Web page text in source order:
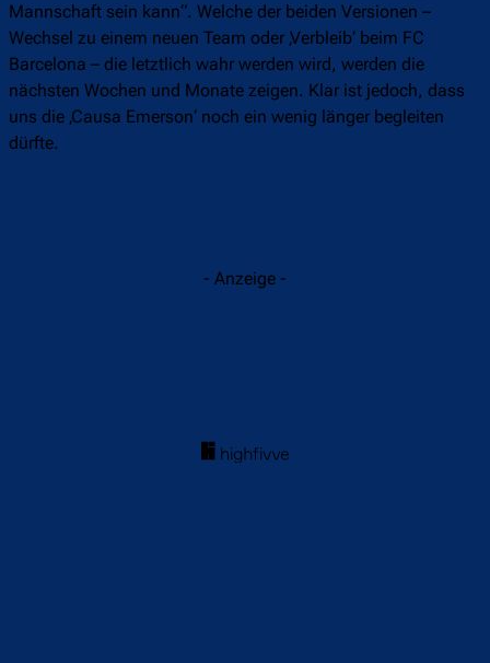
Mannschaft sein kann“. Welche der beiden Versionen –
Wechsel zu einem neuen Team oder ‚Verbleib‘ beim FC
Barcelona – die letztlich wahr werden wird, werden die
nächsten Wochen und Monate zeigen. Klar ist jedoch, dass
uns die ‚Causa Emerson‘ noch ein wenig länger begleiten
dürfte.
- Anzeige -